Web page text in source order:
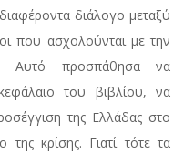
διάλογο μεταξύ
που ασχολούνται με την
Αυτό προσπάθησα να
του βιβλίου, να
της Ελλάδας στο
της κρίσης. Γιατί τότε τα